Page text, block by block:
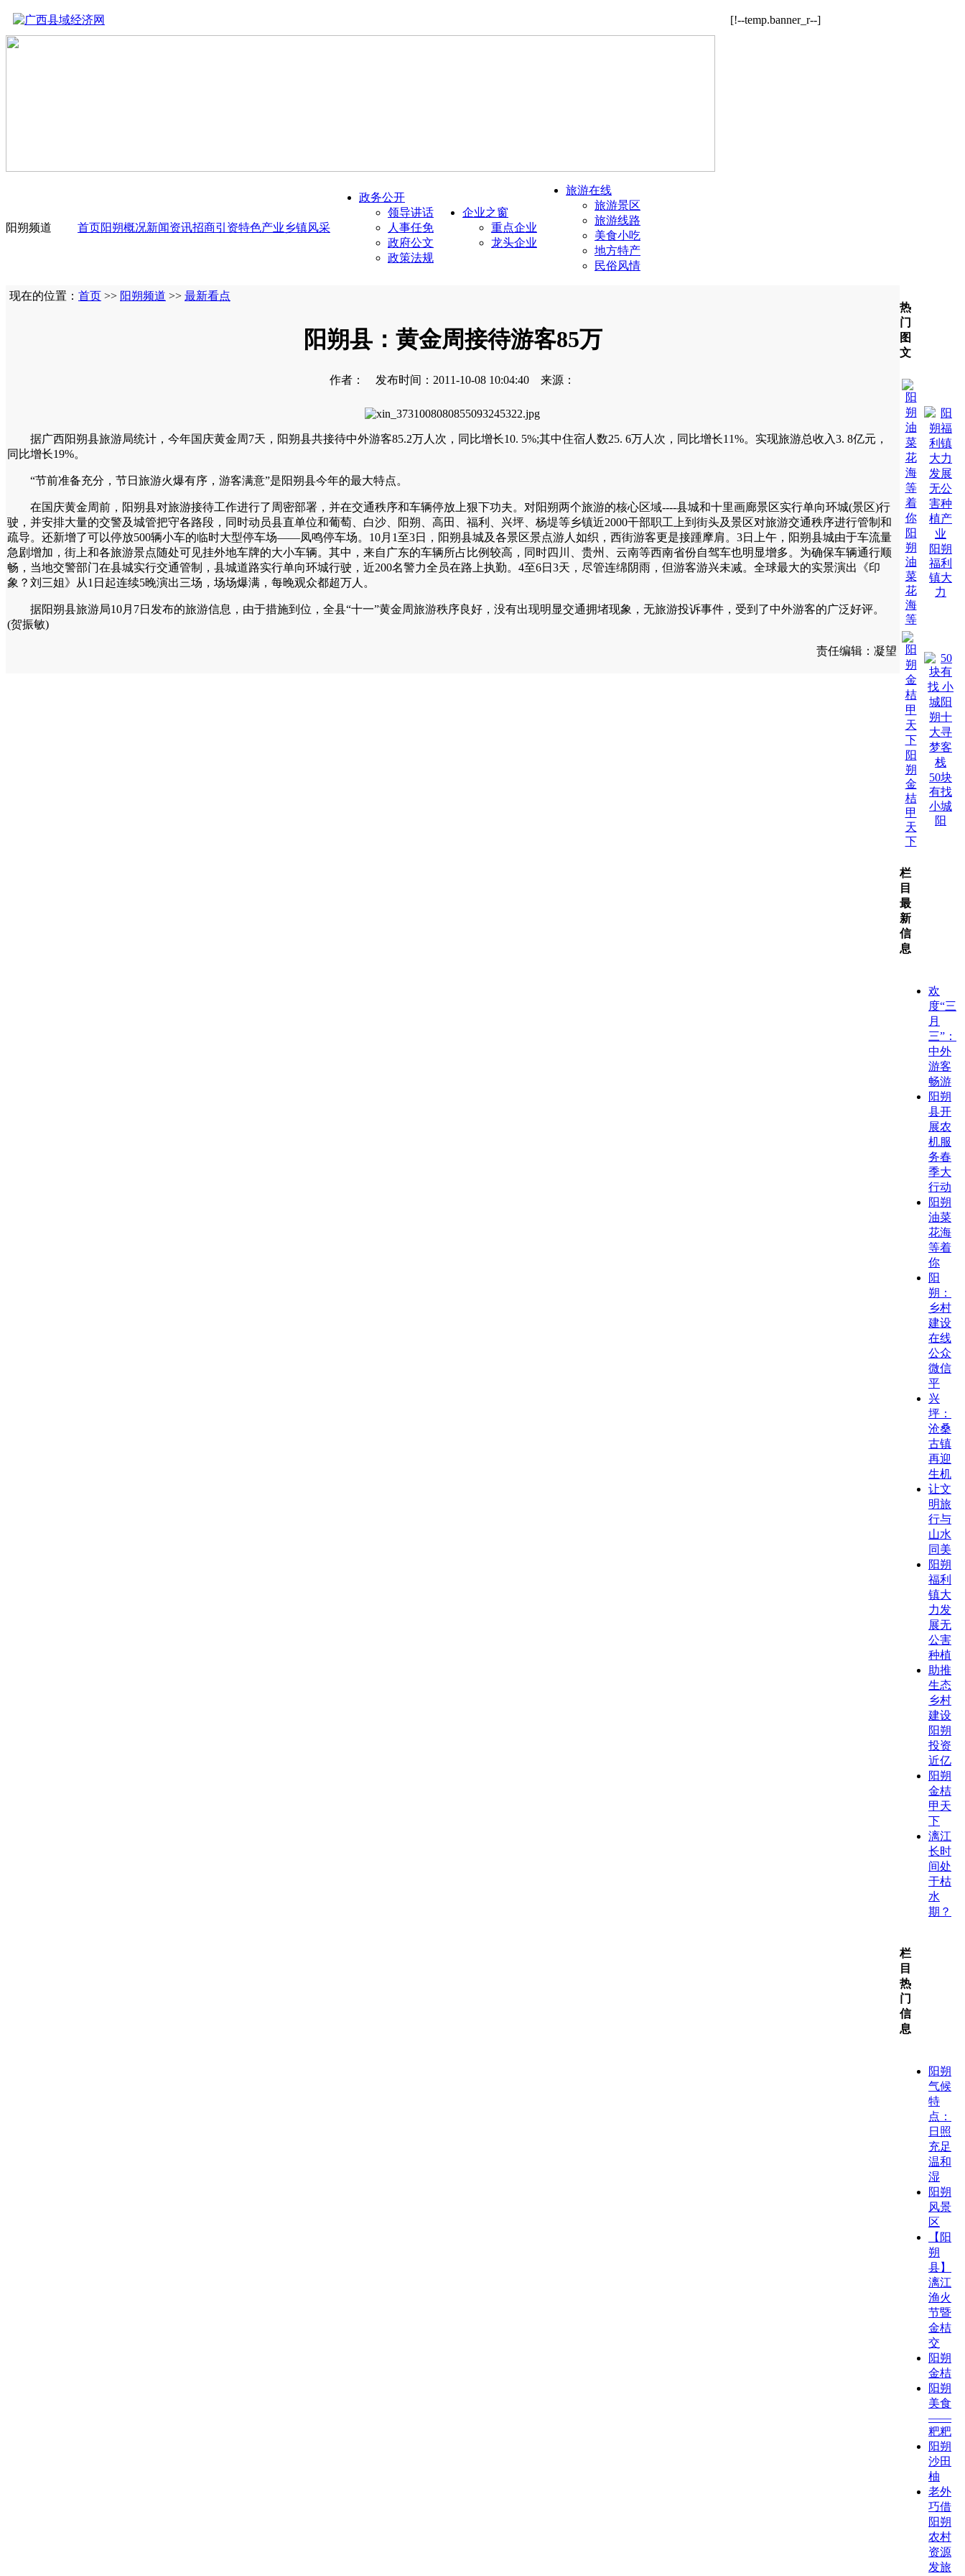
[!--temp.banner_r--]
阳朔频道 首页阳朔概况新闻资讯招商引资特色产业乡镇风采
政务公开
领导讲话
人事任免
政府公文
政策法规
企业之窗
重点企业
龙头企业
旅游在线
旅游景区
旅游线路
美食小吃
地方特产
民俗风情
现在的位置： 首页 >> 阳朔频道 >> 最新看点
阳朔县：黄金周接待游客85万
作者： 发布时间：2011-10-08 10:04:40 来源：
据广西阳朔县旅游局统计，今年国庆黄金周7天，阳朔县共接待中外游客85.2万人次，同比增长10. 5%;其中住宿人数25. 6万人次，同比增长11%。实现旅游总收入3. 8亿元，
同比增长19%。
“节前准备充分，节日旅游火爆有序，游客满意”是阳朔县今年的最大特点。
在国庆黄金周前，阳朔县对旅游接待工作进行了周密部署，并在交通秩序和车辆停放上狠下功夫。对阳朔两个旅游的核心区域----县城和十里画廊景区实行单向环城(景区)行
驶，并安排大量的交警及城管把守各路段，同时动员县直单位和葡萄、白沙、阳朔、高田、福利、兴坪、杨堤等乡镇近2000干部职工上到街头及景区对旅游交通秩序进行管制和
疏导。还新增了可以停放500辆小车的临时大型停车场——凤鸣停车场。10月1至3日，阳朔县城及各景区景点游人如织，西街游客更是接踵摩肩。3日上午，阳朔县城由于车流量
急剧增加，街上和各旅游景点随处可见挂外地车牌的大小车辆。其中，来自广东的车辆所占比例较高，同时四川、贵州、云南等西南省份自驾车也明显增多。为确保车辆通行顺
畅，当地交警部门在县城实行交通管制，县城道路实行单向环城行驶，近200名警力全员在路上执勤。4至6日3天，尽管连绵阴雨，但游客游兴未减。全球最大的实景演出《印
象？刘三姐》从1日起连续5晚演出三场，场场爆满，每晚观众都超万人。
据阳朔县旅游局10月7日发布的旅游信息，由于措施到位，全县“十一”黄金周旅游秩序良好，没有出现明显交通拥堵现象，无旅游投诉事件，受到了中外游客的广泛好评。
(贺振敏)
责任编辑：凝望
热
门
图
文
阳
朔
油
菜
花
海
等
阳朔
福利
镇大
力
阳
朔
金
桔
甲
天
下
50块
有找
小城
阳
栏
目
最
新
信
息
欢
度“三
月
三”：
中外
游客
畅游
阳朔
县开
展农
机服
务春
季大
行动
阳朔
油菜
花海
等着
你
阳
朔：
乡村
建设
在线
公众
微信
平
兴
坪：
沧桑
古镇
再迎
生机
让文
明旅
行与
山水
同美
阳朔
福利
镇大
力发
展无
公害
种植
助推
生态
乡村
建设
阳朔
投资
近亿
阳朔
金桔
甲天
下
漓江
长时
间处
于枯
水
期？
栏
目
热
门
信
息
阳朔
气候
特
点：
日照
充足
温和
湿
阳朔
风景
区
【阳
朔
县】
漓江
渔火
节暨
金桔
交
阳朔
金桔
阳朔
美食
——
粑粑
阳朔
沙田
柚
老外
巧借
阳朔
农村
资源
发旅